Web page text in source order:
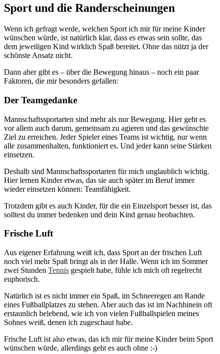
Sport und die Randerscheinungen
Wenn ich gefragt werde, welchen Sport ich mir für meine Kinder
wünschen würde, ist natürlich klar, dass es etwas sein sollte, das
dem jeweiligen Kind wirklich Spaß bereitet. Ohne das nützt ja der
schönste Ansatz nicht.
Dann aber gibt es – über die Bewegung hinaus – noch ein paar
Faktoren, die mir besonders gefallen:
Der Teamgedanke
Mannschaftssportarten sind mehr als nur Bewegung. Hier geht es
vor allem auch darum, gemeinsam zu agieren und das gewünschte
Ziel zu erreichen. Jeder Spieler eines Teams ist wichtig, nur wenn
alle zusammenhalten, funktioniert es. Und jeder kann seine Stärken
einsetzen.
Deshalb sind Mannschaftssportarten für mich unglaublich wichtig.
Hier lernen Kinder etwas, das sie auch später im Beruf immer
wieder einsetzen können: Teamfähigkeit.
Trotzdem gibt es auch Kinder, für die ein Einzelsport besser ist, das
solltest du immer bedenken und dein Kind genau beobachten.
Frische Luft
Aus eigener Erfahrung weiß ich, dass Sport an der frischen Luft
noch viel mehr Spaß bringt als in der Halle. Wenn ich im Sommer
zwei Stunden Tennis gespielt habe, fühle ich mich oft regelrecht
euphorisch.
Natürlich ist es nicht immer ein Spaß, im Schneeregen am Rande
eines Fußballplatzes zu stehen. Aber auch das ist im Nachhinein oft
erstaunlich belebend, wie ich von vielen Fußballspielen meines
Sohnes weiß, denen ich zugeschaut habe.
Frische Luft ist also etwas, das ich mir für meine Kinder beim Sport
wünschen würde, allerdings geht es auch ohne :-)